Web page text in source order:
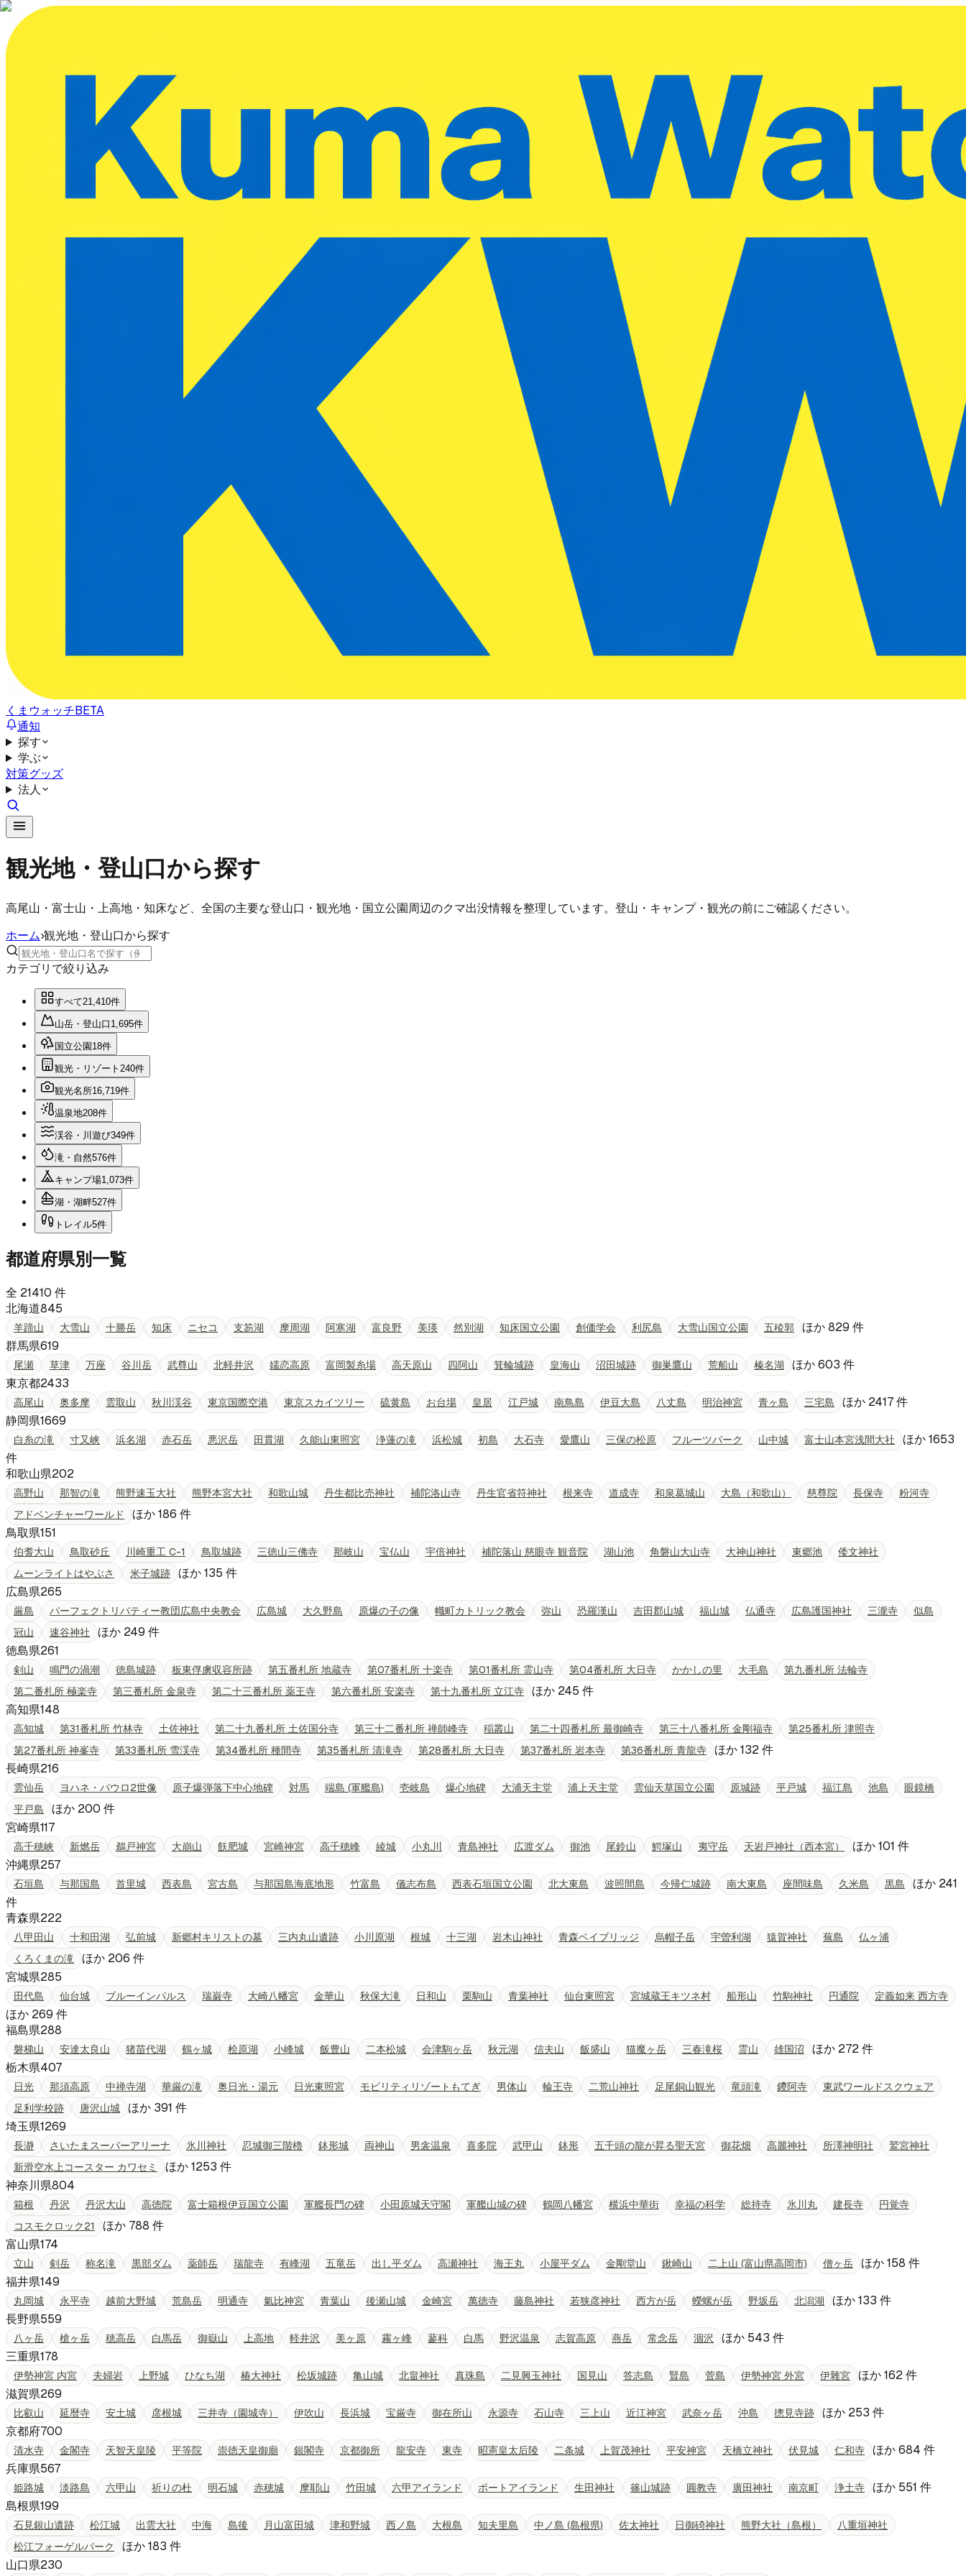
くまウォッチBETA
通知
探す
学ぶ
対策グッズ
法人
観光地・登山口から探す
高尾山・富士山・上高地・知床など、全国の主要な登山口・観光地・国立公園周辺のクマ出没情報を整理しています。登山・キャンプ・観光の前にご確認ください。
ホーム›観光地・登山口から探す
カテゴリで絞り込み
すべて21,410件
山岳・登山口 1,695件
国立公園 18件
観光・リゾート 240件
観光名所16,719件
温泉地208件
渓谷・川遊び349件
滝・自然576件
キャンプ場1,073件
湖・湖畔527件
トレイル5件
都道府県別一覧
全 21410 件
北海道845
羊蹄山 大雪山 十勝岳 知床 ニセコ 支笏湖 摩周湖 阿寒湖 富良野 美瑛 然別湖 知床国立公園 創価学会 利尻島 大雪山国立公園 五稜郭 ほか829 件
群馬県619
尾瀬 草津 万座 谷川岳 武尊山 北軽井沢 嬬恋高原 富岡製糸場 高天原山 四阿山 箕輪城跡 皇海山 沼田城跡 御巣鷹山 荒船山 榛名湖 ほか603 件
東京都2433
高尾山 奥多摩 雲取山 秋川渓谷 東京国際空港 東京スカイツリー 硫黄島 お台場 皇居 江戸城 南鳥島 伊豆大島 八丈島 明治神宮 青ヶ島 三宅島 ほか 2417件
静岡県1669
白糸の滝 寸又峡 浜名湖 赤石岳 悪沢岳 田貫湖 久能山東照宮 浄蓮の滝 浜松城 初島 大石寺 愛鷹山 三保の松原 フルーツパーク 山中城 富士山本宮浅間大社 ほか1653
件
和歌山県202
高野山 那智の滝 熊野速玉大社 熊野本宮大社 和歌山城 丹生都比売神社 補陀洛山寺 丹生官省符神社 根来寺 道成寺 和泉葛城山 大島（和歌山） 慈尊院 長保寺
粉河寺
アドベンチャーワールド
ほか186 件
鳥取県151
伯耆大山 鳥取砂丘 川崎重工 C-1 鳥取城跡 三徳山三佛寺 那岐山 宝仏山 宇倍神社 補陀落山 慈眼寺 観音院 湖山池 角磐山大山寺 大神山神社 東郷池
倭文神社
ムーンライトはやぶさ
米子城跡 ほか135 件
広島県265
厳島 パーフェクトリバティー教団広島中央教会 広島城 大久野島 原爆の子の像 幟町カトリック教会 弥山 恐羅漢山 吉田郡山城 福山城 仏通寺 広島護国神社 三瀧寺
似島
冠山
速谷神社 ほか 249 件
徳島県261
剣山 鳴門の渦潮 徳島城跡 板東俘虜収容所跡 第五番札所 地蔵寺 第07番札所 十楽寺 第01番札所 霊山寺 第04番札所 大日寺 かかしの里 大毛島
第九番札所 法輪寺
第二番札所 極楽寺
第三番札所 金泉寺 第二十三番札所 薬王寺 第六番札所 安楽寺 第十九番札所 立江寺 ほか 245 件
高知県148
高知城 第31番札所 竹林寺 土佐神社 第二十九番札所 土佐国分寺 第三十二番札所 禅師峰寺 稲叢山 第二十四番札所 最御崎寺 第三十八番札所 金剛福寺
第25番札所 津照寺
第27番札所 神峯寺
第33番札所 雪渓寺 第34番札所 種間寺 第35番札所 清滝寺 第28番札所 大日寺 第37番札所 岩本寺 第36番札所 青龍寺 ほか132件
長崎県216
雲仙岳 ヨハネ・パウロ2世像 原子爆弾落下中心地碑 対馬 端島 (軍艦島) 壱岐島 爆心地碑 大浦天主堂 浦上天主堂 雲仙天草国立公園 原城跡 平戸城 福江島 池島
眼鏡橋
平戸島
ほか 200 件
宮崎県117
高千穂峡 新燃岳 鵜戸神宮 大崩山 飫肥城 宮崎神宮 高千穂峰 綾城 小丸川 青島神社 広渡ダム 御池 尾鈴山 鰐塚山 夷守岳 天岩戸神社（西本宮） ほか101 件
沖縄県257
石垣島 与那国島 首里城 西表島 宮古島 与那国島海底地形 竹富島 儀志布島 西表石垣国立公園 北大東島 波照間島 今帰仁城跡 南大東島 座間味島 久米島 黒島 ほか 241
件
青森県222
八甲田山 十和田湖 弘前城 新郷村キリストの墓 三内丸山遺跡 小川原湖 根城 十三湖 岩木山神社 青森ベイブリッジ 烏帽子岳 宇曽利湖 猿賀神社 蕪島
仏ヶ浦
くろくまの滝
ほか 206 件
宮城県285
田代島 仙台城 ブルーインパルス 瑞巌寺 大崎八幡宮 金華山 秋保大滝 日和山 栗駒山 青葉神社 仙台東照宮 宮城蔵王キツネ村 船形山 竹駒神社 円通院 定義如来 西方寺
ほか 269 件
福島県288
磐梯山 安達太良山 猪苗代湖 鶴ヶ城 桧原湖 小峰城 飯豊山 二本松城 会津駒ヶ岳 秋元湖 信夫山 飯盛山 猫魔ヶ岳 三春滝桜 霊山 雄国沼 ほか 272件
栃木県407
日光 那須高原 中禅寺湖 華厳の滝 奥日光・湯元 日光東照宮 モビリティリゾートもてぎ 男体山 輪王寺 二荒山神社 足尾銅山観光 竜頭滝 鑁阿寺
東武ワールドスクウェア
足利学校跡
唐沢山城 ほか 391 件
埼玉県1269
長瀞 さいたまスーパーアリーナ 氷川神社 忍城御三階櫓 鉢形城 両神山 男衾温泉 喜多院 武甲山 鉢形 五千頭の龍が昇る聖天宮 御花畑 高麗神社 所澤神明社
鷲宮神社
新滑空水上コースター カワセミ
ほか1253 件
神奈川県804
箱根 丹沢 丹沢大山 高徳院 富士箱根伊豆国立公園 軍艦長門の碑 小田原城天守閣 軍艦山城の碑 鶴岡八幡宮 横浜中華街 幸福の科学 総持寺 氷川丸 建長寺
円覚寺
コスモクロック21
ほか 788 件
富山県174
立山 剣岳 称名滝 黒部ダム 薬師岳 瑞龍寺 有峰湖 五竜岳 出し平ダム 高瀬神社 海王丸 小屋平ダム 金剛堂山 鍬崎山 二上山 (富山県高岡市) 僧ヶ岳 ほか158 件
福井県149
丸岡城 永平寺 越前大野城 荒島岳 明通寺 氣比神宮 青葉山 後瀬山城 金崎宮 萬徳寺 藤島神社 若狭彦神社 西方が岳 蠑螺が岳 野坂岳 北潟湖 ほか133 件
長野県559
八ヶ岳 槍ヶ岳 穂高岳 白馬岳 御嶽山 上高地 軽井沢 美ヶ原 霧ヶ峰 蓼科 白馬 野沢温泉 志賀高原 燕岳 常念岳 涸沢 ほか 543 件
三重県178
伊勢神宮 内宮 夫婦岩 上野城 ひなち湖 椿大神社 松坂城跡 亀山城 北畠神社 真珠島 二見興玉神社 国見山 答志島 賢島 菅島 伊勢神宮 外宮 伊雜宮 ほか162件
滋賀県269
比叡山 延暦寺 安土城 彦根城 三井寺（園城寺） 伊吹山 長浜城 宝厳寺 御在所山 永源寺 石山寺 三上山 近江神宮 武奈ヶ岳 沖島 摠見寺跡 ほか 253 件
京都府700
清水寺 金閣寺 天智天皇陵 平等院 崇徳天皇御廟 銀閣寺 京都御所 龍安寺 東寺 昭憲皇太后陵 二条城 上賀茂神社 平安神宮 天橋立神社 伏見城 仁和寺 ほか684 件
兵庫県567
姫路城 淡路島 六甲山 祈りの杜 明石城 赤穂城 摩耶山 竹田城 六甲アイランド ポートアイランド 生田神社 篠山城跡 圓教寺 廣田神社 南京町 浄土寺 ほか 551 件
島根県199
石見銀山遺跡 松江城 出雲大社 中海 島後 月山富田城 津和野城 西ノ島 大根島 知夫里島 中ノ島 (島根県) 佐太神社 日御碕神社 熊野大社（島根）
八重垣神社
松江フォーゲルパーク
ほか183 件
山口県230